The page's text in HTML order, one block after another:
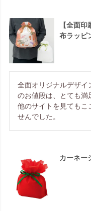
【全面
布ラッピ
全面オリジナルデザイ
のお値段は、とても満
他のサイトを見てもこ
せんでした。
カーネ